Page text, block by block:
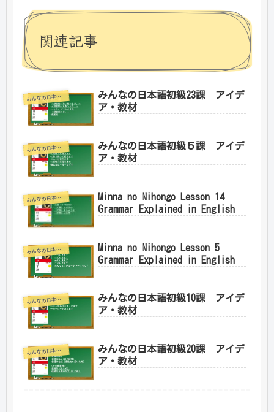
関連記事
みんなの日本語初級1
みんなの日本語初級23課 アイデ
ア・教材
みんなの日本語初級1
みんなの日本語初級５課 アイデ
ア・教材
みんなの日本語初級1
Minna no Nihongo Lesson 14
Grammar Explained in English
みんなの日本語初級1
Minna no Nihongo Lesson 5
Grammar Explained in English
みんなの日本語初級1
みんなの日本語初級10課 アイデ
ア・教材
みんなの日本語初級1
みんなの日本語初級20課 アイデ
ア・教材